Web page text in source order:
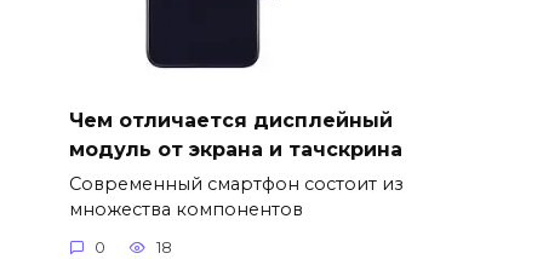
Чем отличается дисплейный
модуль от экрана и тачскрина
Современный смартфон состоит из
множества компонентов
0 18